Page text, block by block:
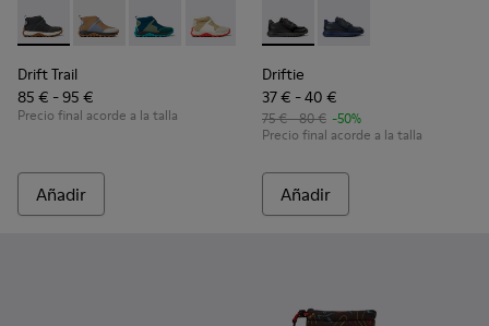
Drift Trail - K900322-003 - Sneakers de tejido negro y piel
Drift Trail - K900322-005
Drift Trail - K900322-002
Drift Trail - K900322-001
Drift Trail
85 € - 95 €
Precio final acorde a la talla
Añadir
Driftie - K800507-002 -
Driftie - K800507-
Driftie
37 € - 40 €
75 € - 80 € -50%
Precio final acorde a la talla
Añadir